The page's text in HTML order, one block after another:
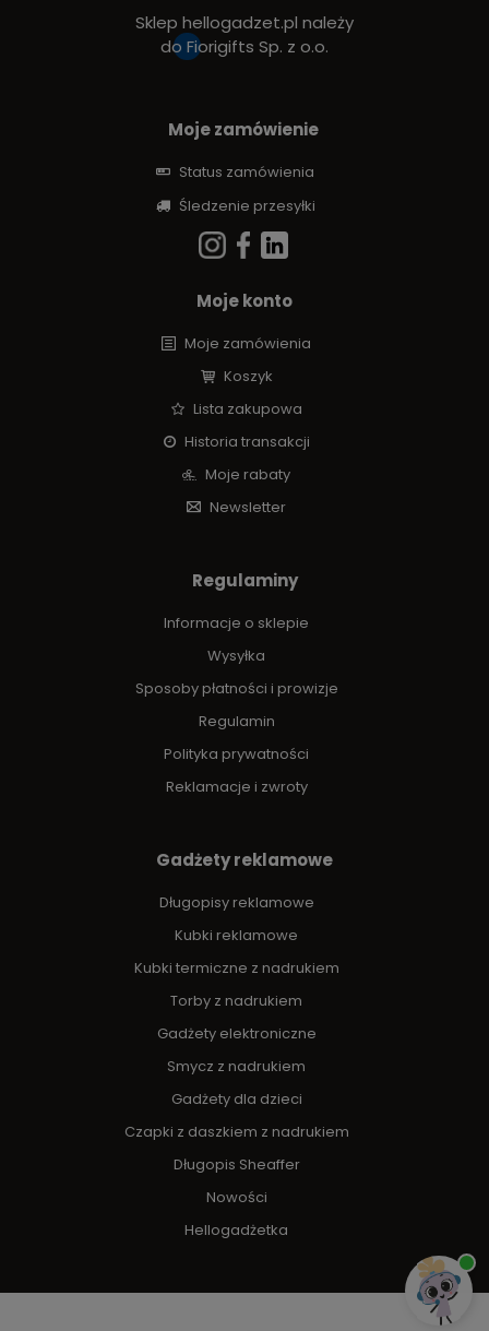
Sklep hellogadzet.pl należy
do Fiorigifts Sp. z o.o.
Moje zamówienie
Status zamówienia
Śledzenie przesyłki
Moje konto
Moje zamówienia
Koszyk
Lista zakupowa
Historia transakcji
Moje rabaty
Newsletter
Regulaminy
Informacje o sklepie
Wysyłka
Sposoby płatności i prowizje
Regulamin
Polityka prywatności
Reklamacje i zwroty
Gadżety reklamowe
Długopisy reklamowe
Kubki reklamowe
Kubki termiczne z nadrukiem
Torby z nadrukiem
Gadżety elektroniczne
Smycz z nadrukiem
Gadżety dla dzieci
Czapki z daszkiem z nadrukiem
Długopis Sheaffer
Nowości
Hellogadżetka